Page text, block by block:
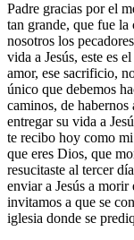
Padre gracias por el
tan grande, que fue
nosotros los
vida a Jesús, este es
amor, ese sacrificio,
único que debemos
caminos, de
entregar su vida a
te recibo hoy como
que eres Dios, que
resucitaste al tercer
enviar a Jesús a
invitamos a que se
iglesia donde se